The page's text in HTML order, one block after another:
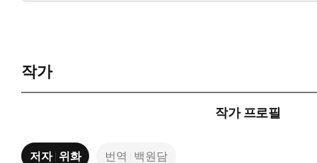
작가
작가 프로필
저자 위화 번역 백원담